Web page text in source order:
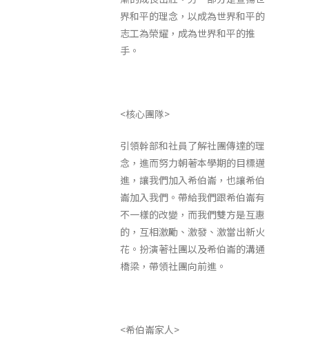
界和平的理念，以成為世界和平的
志工為榮耀，成為世界和平的推
手。
<核心團隊>
引領幹部和社員了解社團傳達的理
念，進而努力朝著本學期的目標邁
進，讓我們加入希伯崙，也讓希伯
崙加入我們。帶給我們跟希伯崙有
不一樣的改變，而我們雙方是互惠
的，互相激勵、激發、激當出新火
花。扮演著社團以及希伯崙的溝通
橋梁，帶領社團向前進。
<希伯崙家人>